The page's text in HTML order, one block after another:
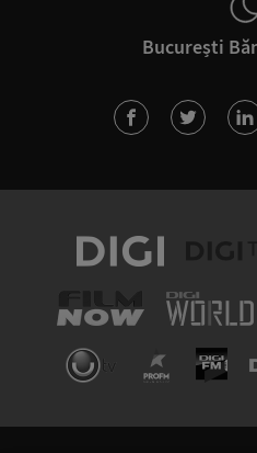
București